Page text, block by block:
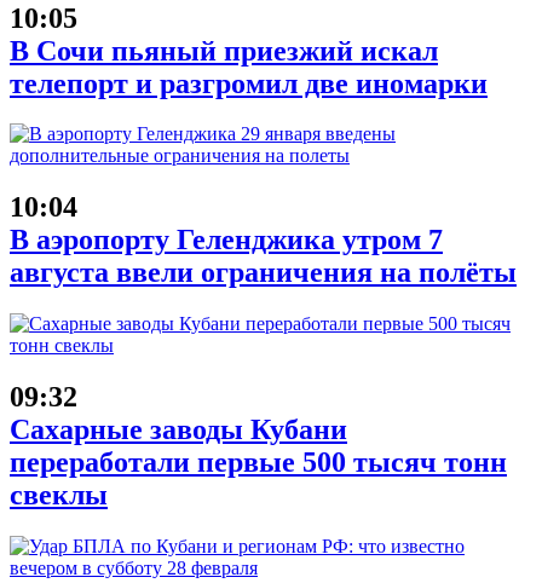
10:05
В Сочи пьяный приезжий искал
телепорт и разгромил две иномарки
10:04
В аэропорту Геленджика утром 7
августа ввели ограничения на полёты
09:32
Сахарные заводы Кубани
переработали первые 500 тысяч тонн
свеклы